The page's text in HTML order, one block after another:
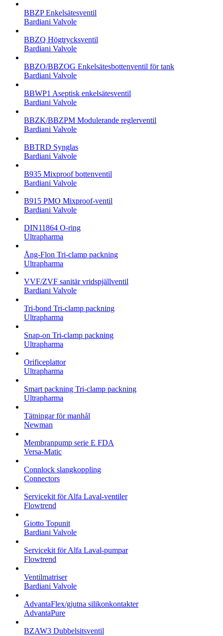
BBZP Enkelsätesventil
Bardiani Valvole
BBZQ Högtrycksventil
Bardiani Valvole
BBZO/BBZOG Enkelsätesbottenventil för tank
Bardiani Valvole
BBWP1 Aseptisk enkelsätesventil
Bardiani Valvole
BBZK/BBZPM Modulerande reglerventil
Bardiani Valvole
BBTRD Synglas
Bardiani Valvole
B935 Mixproof bottenventil
Bardiani Valvole
B915 PMO Mixproof-ventil
Bardiani Valvole
DIN11864 O-ring
Ultrapharma
Ång-Flon Tri-clamp packning
Ultrapharma
VVF/ZVF sanitär vridspjällventil
Bardiani Valvole
Tri-bond Tri-clamp packning
Ultrapharma
Snap-on Tri-clamp packning
Ultrapharma
Orificeplattor
Ultrapharma
Smart packning Tri-clamp packning
Ultrapharma
Tätningar för manhål
Newman
Membranpump serie E FDA
Versa-Matic
Connlock slangkoppling
Connectors
Servicekit för Alfa Laval-ventiler
Flowtrend
Giotto Topunit
Bardiani Valvole
Servicekit för Alfa Laval-pumpar
Flowtrend
Ventilmatriser
Bardiani Valvole
AdvantaFlex/gjutna silikonkontakter
AdvantaPure
BZAW3 Dubbelsitsventil